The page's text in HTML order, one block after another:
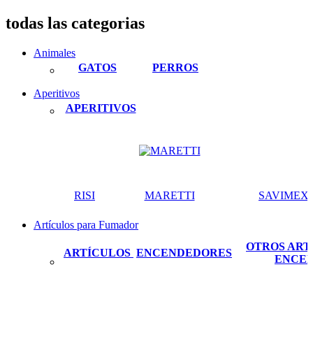
todas las categorias
Animales
GATOS
PERROS
Aperitivos
APERITIVOS
RISI MARETTI SAVIMEX
Artículos para Fumador
ARTÍCULOS ENCENDEDORES
OTROS